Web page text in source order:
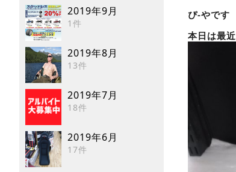
2019年9月
1件
2019年8月
13件
2019年7月
18件
2019年6月
17件
ぴ-やです
本日は最